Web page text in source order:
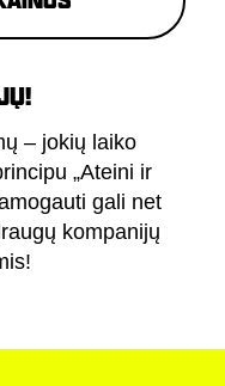
– jokių laiko
„Ateini ir
gali net
kompanijų